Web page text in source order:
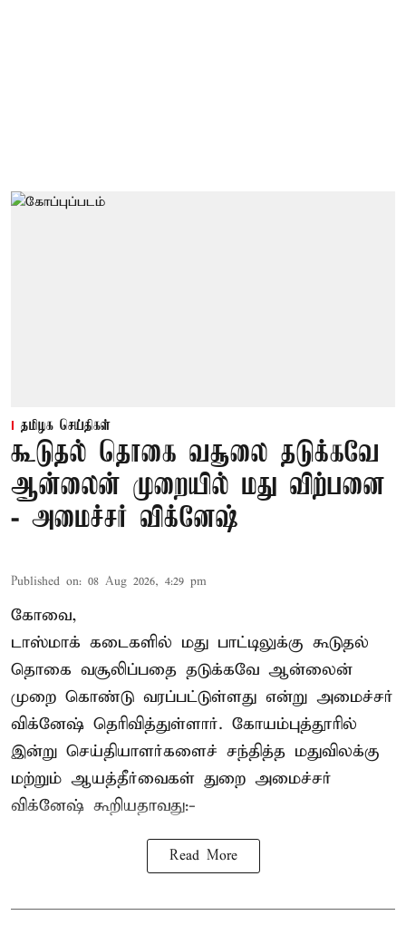
தமிழக செய்திகள்
கூடுதல் தொகை வசூலை தடுக்கவே
ஆன்லைன் முறையில் மது விற்பனை
- அமைச்சர் விக்னேஷ்
Published on: 08 Aug 2026, 4:29 pm
கோவை,
டாஸ்மாக் கடைகளில் மது பாட்டிலுக்கு கூடுதல்
தொகை வசூலிப்பதை தடுக்கவே ஆன்லைன்
முறை கொண்டு வரப்பட்டுள்ளது என்று அமைச்சர்
விக்னேஷ் தெரிவித்துள்ளார். கோயம்புத்தூரில்
இன்று செய்தியாளர்களைச் சந்தித்த மதுவிலக்கு
மற்றும் ஆயத்தீர்வைகள் துறை அமைச்சர்
விக்னேஷ் கூறியதாவது:-
Read More